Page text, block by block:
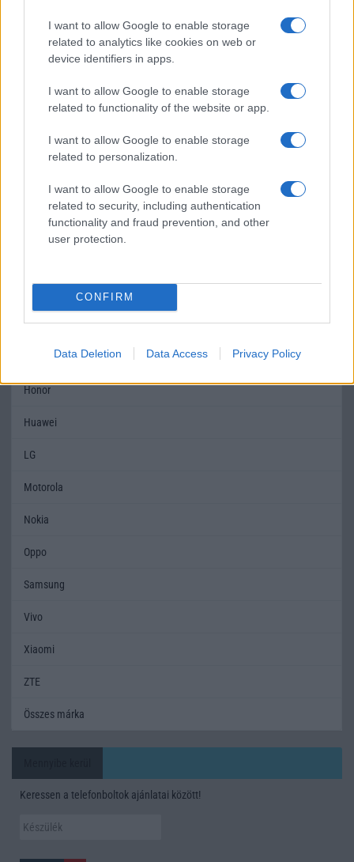
I want to allow Google to enable storage
related to analytics like cookies on web or
device identifiers in apps.
I want to allow Google to enable storage
related to functionality of the website or app.
I want to allow Google to enable storage
related to personalization.
I want to allow Google to enable storage
related to security, including authentication
functionality and fraud prevention, and other
user protection.
CONFIRM
Data Deletion Data Access Privacy Policy
Terület Globális Globális
Funkciók
Apple Pay (Visa,
AMEX certified)
MasterCard, AMEX
certified)
szempontból
üzemidõ, stb)!
Védelem IP68 IP68
Limited Edition
MOBILTELEFON MÁRKÁK
Honor
Huawei
LG
Motorola
Nokia
Oppo
Samsung
Vivo
Xiaomi
ZTE
Összes márka
Keressen a telefonboltok ajánlatai között!